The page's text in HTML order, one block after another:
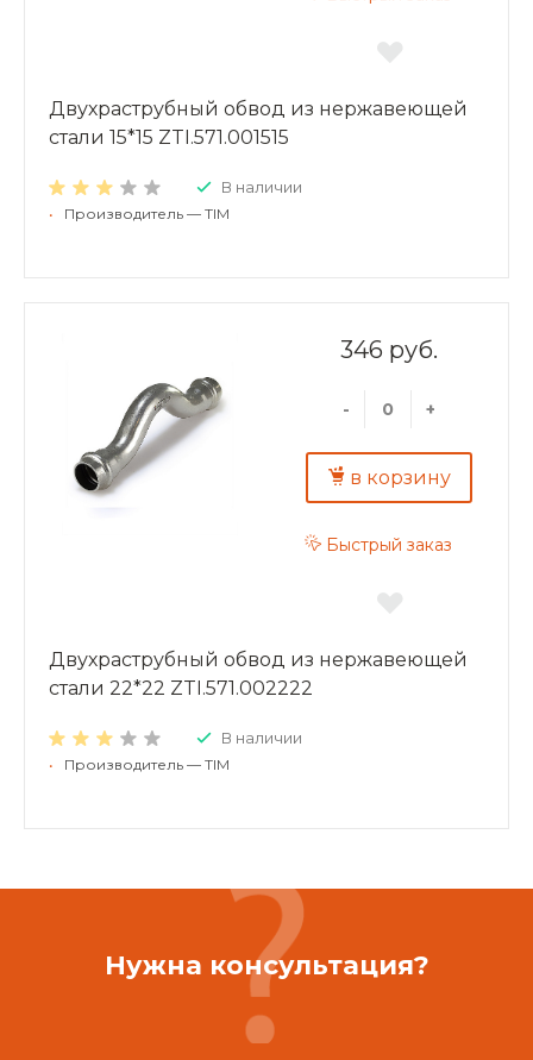
Двухраструбный обвод из нержавеющей
стали 15*15 ZTI.571.001515
В наличии
• Производитель — TIM
346 руб.
- +
в корзину
Быстрый заказ
Двухраструбный обвод из нержавеющей
стали 22*22 ZTI.571.002222
В наличии
• Производитель — TIM
Нужна консультация?